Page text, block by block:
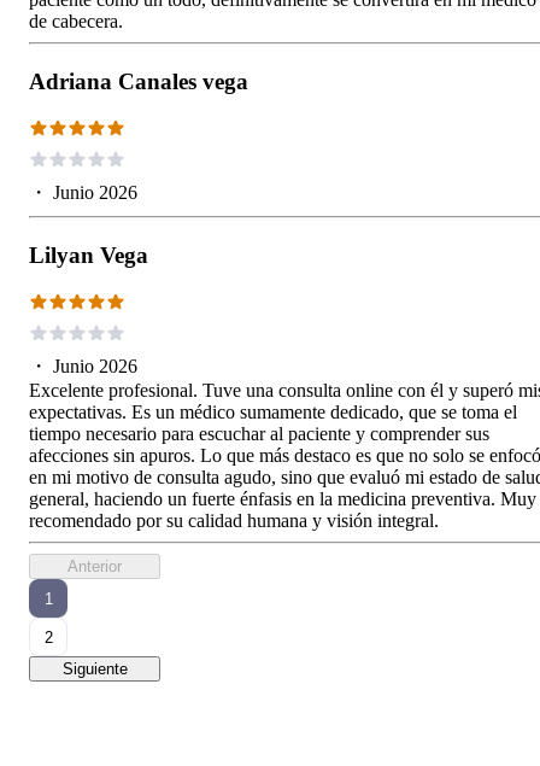
de cabecera.
Adriana Canales vega
・ Junio 2026
Lilyan Vega
・ Junio 2026
Excelente profesional. Tuve una consulta online con él y superó
expectativas. Es un médico sumamente dedicado, que se toma el
tiempo necesario para escuchar al paciente y comprender sus
afecciones sin apuros. Lo que más destaco es que no solo se enfocó
en mi motivo de consulta agudo, sino que evaluó mi estado de
general, haciendo un fuerte énfasis en la medicina preventiva. Muy
recomendado por su calidad humana y visión integral.
Anterior
1
2
Siguiente